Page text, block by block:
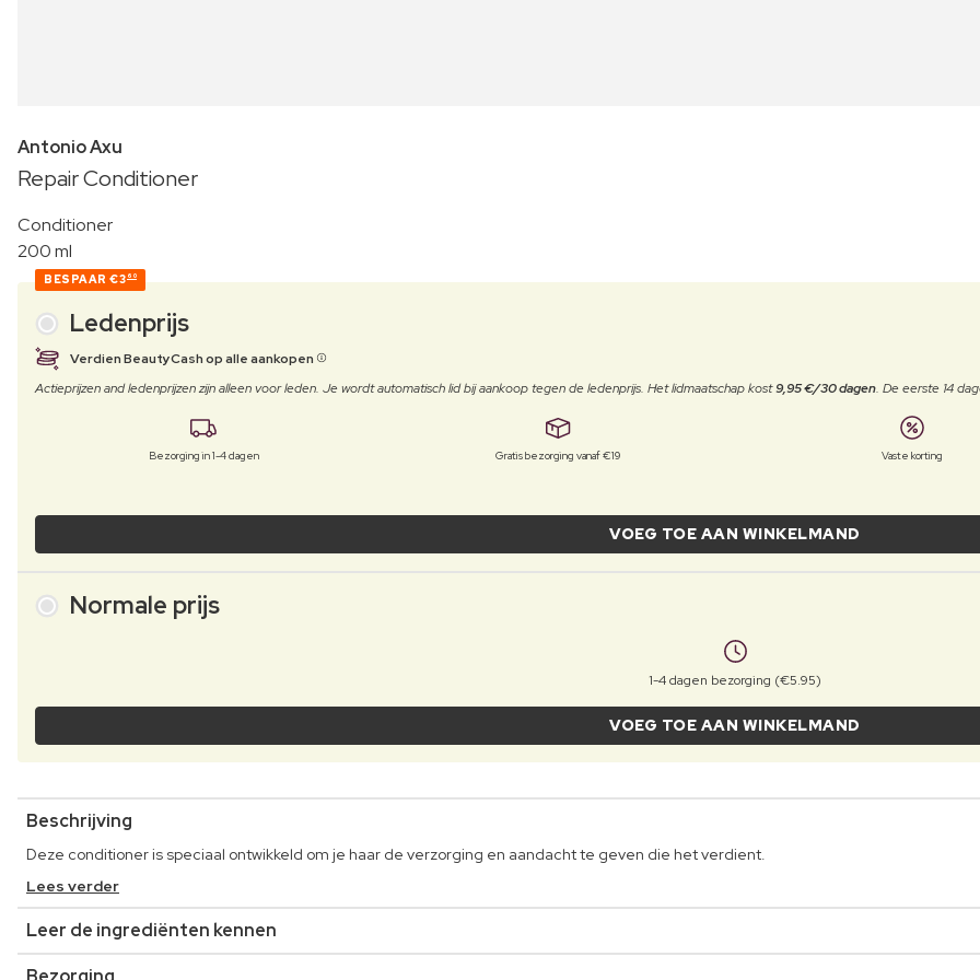
Antonio Axu
Repair Conditioner
Conditioner
200 ml
BESPAAR €3 60
Ledenprijs
Verdien BeautyCash op alle aankopen
Actieprijzen and ledenprijzen zijn alleen voor leden. Je wordt automatisch lid bij aankoop tegen de ledenprijs. Het lidmaatschap kost9,95 €/30 dagen. De eerste 14
Bezorging in 1-4 dagen Gratis bezorging vanaf €19 Vaste korting
VOEG TOE AAN WINKELMAND
Normale prijs
1-4 dagen bezorging (€5.95)
VOEG TOE AAN WINKELMAND
Beschrijving
Deze conditioner is speciaal ontwikkeld om je haar de verzorging en aandacht te geven die het verdient.
Lees verder
Leer de ingrediënten kennen